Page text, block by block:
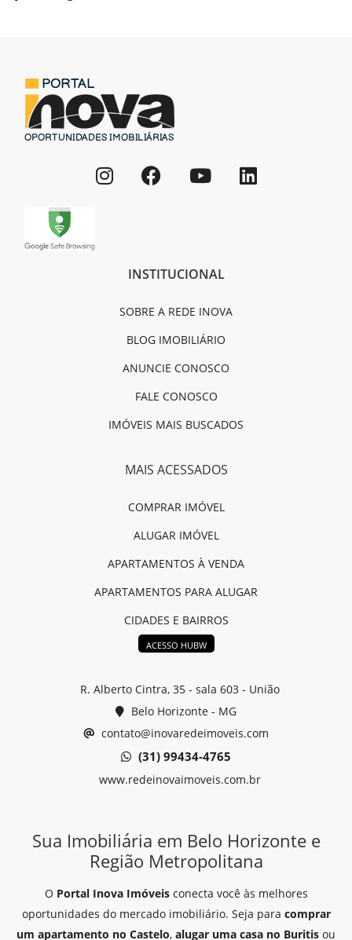
INSTITUCIONAL
SOBRE A REDE INOVA
BLOG IMOBILIÁRIO
ANUNCIE CONOSCO
FALE CONOSCO
IMÓVEIS MAIS BUSCADOS
MAIS ACESSADOS
COMPRAR IMÓVEL
ALUGAR IMÓVEL
APARTAMENTOS À VENDA
APARTAMENTOS PARA ALUGAR
CIDADES E BAIRROS
ACESSO HUBW
R. Alberto Cintra, 35 - sala 603 - União
Belo Horizonte - MG
contato@inovaredeimoveis.com
(31) 99434-4765
www.redeinovaimoveis.com.br
Sua Imobiliária em Belo Horizonte e
Região Metropolitana
O Portal Inova Imóveisconecta você às melhores
oportunidades do mercado imobiliário. Seja para comprar
um apartamento no Castelo, alugar uma casa no Buritis ou